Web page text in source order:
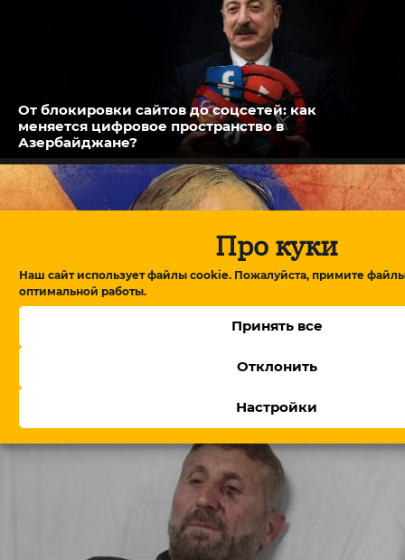
Про куки
Наш сайт использует файлы cookie. Пожалуйста, примите
оптимальной работы.
Принять все
Отклонить
Настройки
От блокировки сайтов до соцсетей: как
меняется цифровое пространство в
Азербайджане?
В Армении утвердили правительство, Пашинян
обещает посты профессионалам